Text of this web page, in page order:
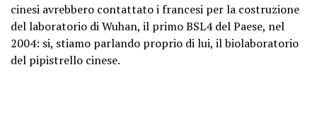
cinesi avrebbero contattato i francesi per la costruzione
del laboratorio di Wuhan, il primo BSL4 del Paese, nel
2004: si, stiamo parlando proprio di lui, il biolaboratorio
del pipistrello cinese.